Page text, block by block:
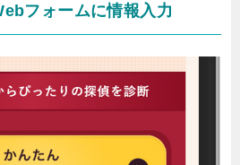
フォームに情報入力